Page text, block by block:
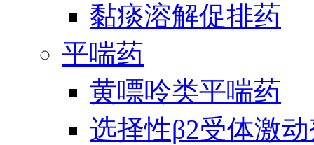
黏痰溶解促排药
平喘药
黄嘌呤类平喘药
选择性β2受体激